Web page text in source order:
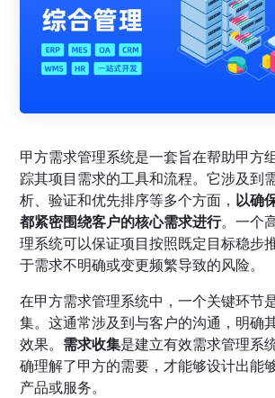
甲方需求管理系统是一套旨在帮助甲方
踪其项目需求的工具和流程。它涉及到
析、验证和优先排序等多个方面， 以确
都紧密围绕客户的核心需求进行。一个
理系统可以保证项目按照既定目标稳步
于需求不明确或变更频繁导致的风险。
在甲方需求管理系统中，一个关键环节
集。这通常涉及到与客户的沟通，明确
效果。 需求收集是建立有效需求管理系
确理解了甲方的需要，才能够设计出能
产品或服务。